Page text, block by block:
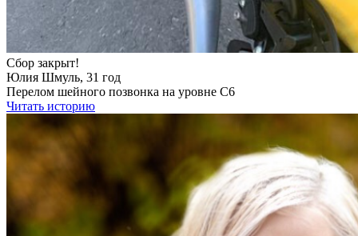
Сбор закрыт!
Юлия Шмуль, 31 год
Перелом шейного позвонка на уровне С6
Читать историю